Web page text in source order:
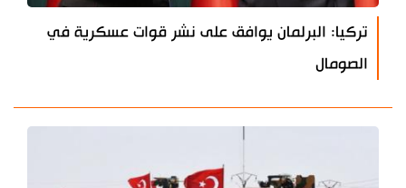
تركيا: البرلمان يوافق على نشر قوات عسكرية في
الصومال